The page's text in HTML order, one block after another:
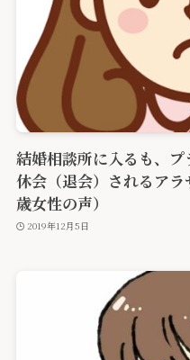
結婚相談所に入るも、
休会（退会）されるア
歳女性の声）
2019年12月5日